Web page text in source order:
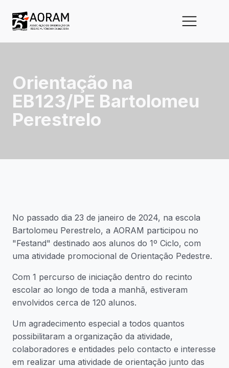
Orientação na
EB123/PE Bartolomeu
Perestrelo
No passado dia 23 de janeiro de 2024, na escola
Bartolomeu Perestrelo, a AORAM participou no
"Festand" destinado aos alunos do 1º Ciclo, com
uma atividade promocional de Orientação Pedestre.
Com 1 percurso de iniciação dentro do recinto
escolar ao longo de toda a manhã, estiveram
envolvidos cerca de 120 alunos.
Um agradecimento especial a todos quantos
possibilitaram a organização da atividade,
colaboradores e entidades pelo contacto e interesse
em realizar uma atividade de orientação junto das